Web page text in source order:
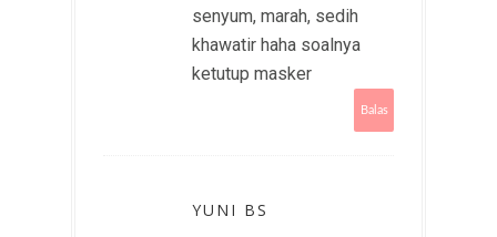
senyum, marah, sedih
khawatir haha soalnya
ketutup masker
Balas
YUNI BS